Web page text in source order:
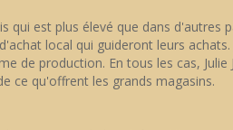
qui est plus élevé que dans d'autres
local qui guideront leurs achats.
de production. En tous les cas, Julie
ce qu'offrent les grands magasins.